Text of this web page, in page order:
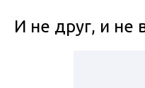
И не друг, и не